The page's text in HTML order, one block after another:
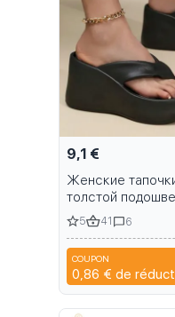
9,1 €
Женские
толстой
ассортименте
5 41 6
COUPON
0,86 € de